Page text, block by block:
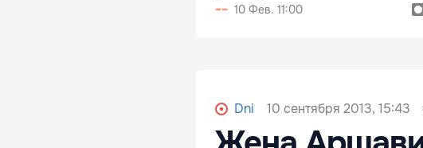
10 Фев. 11:00
Dni 10 сентября 2013, 15:43